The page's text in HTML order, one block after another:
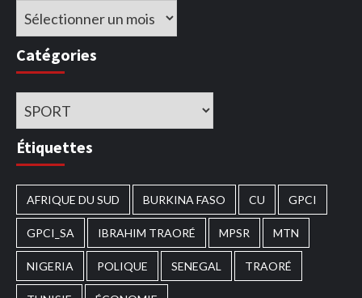
Archives
Catégories
Catégories
Étiquettes
AFRIQUE DU SUD BURKINA FASO CU GPCI
GPCI_SA IBRAHIM TRAORÉ MPSR MTN
NIGERIA POLIQUE SENEGAL TRAORÉ